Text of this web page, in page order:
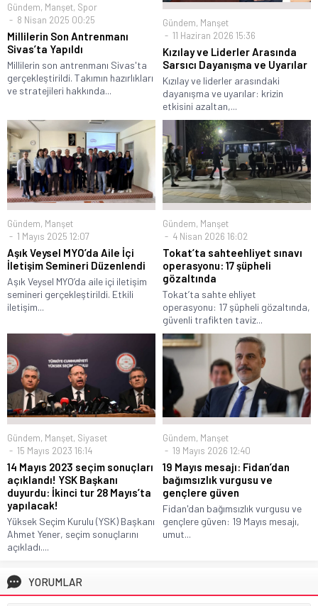
Gündem, Manşet, Spor
8 Nisan 2025 00:25
Millilerin Son Antrenmanı
Sivas’ta Yapıldı
Millilerin son antrenmanı Sivas'ta
gerçekleştirildi. Takımın hazırlıkları
ve stratejileri hakkında...
Gündem, Manşet
11 Haziran 2026 15:36
Kızılay ve Liderler Arasında
Sarsıcı Dayanışma ve Uyarılar
Kızılay ve liderler arasındaki
dayanışma ve uyarılar: krizin
etkisini azaltan,...
Gündem, Manşet
1 Mayıs 2025 12:07
Aşık Veysel MYO’da Aile İçi
İletişim Semineri Düzenlendi
Aşık Veysel MYO’da aile içi iletişim
semineri gerçekleştirildi. Etkili
iletişim...
Gündem, Manşet
4 Nisan 2026 16:02
Tokat’ta sahteehliyet sınavı
operasyonu: 17 şüpheli
gözaltında
Tokat’ta sahte ehliyet
operasyonu: 17 şüpheli gözaltında,
güvenli trafikten taviz...
Gündem, Manşet, Siyaset
15 Mayıs 2023 16:14
14 Mayıs 2023 seçim sonuçları
açıklandı! YSK Başkanı
duyurdu: İkinci tur 28 Mayıs’ta
yapılacak!
Yüksek Seçim Kurulu (YSK) Başkanı
Ahmet Yener, seçim sonuçlarını
açıkladı....
Gündem, Manşet
19 Mayıs 2026 12:40
19 Mayıs mesajı: Fidan’dan
bağımsızlık vurgusu ve
gençlere güven
Fidan'dan bağımsızlık vurgusu ve
gençlere güven: 19 Mayıs mesajı,
umut...
YORUMLAR